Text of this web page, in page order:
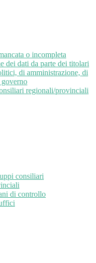
o incompleta
dei dati da parte dei titolari
di amministrazione, di
regionali/provinciali
consiliari
di controllo